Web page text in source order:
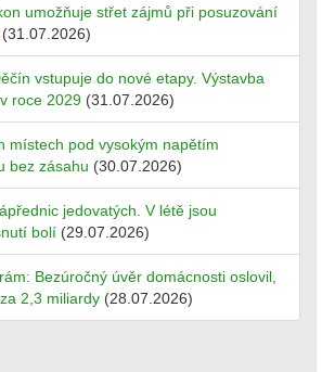
umožňuje střet zájmů při posuzování
(31.07.2026)
vstupuje do nové etapy. Výstavba
roce 2029 (31.07.2026)
místech pod vysokým napětím
bez zásahu (30.07.2026)
jedovatých. V létě jsou
bolí (29.07.2026)
Bezúročný úvěr domácnosti oslovil,
2,3 miliardy (28.07.2026)